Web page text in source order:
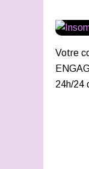
Votre
24h/24